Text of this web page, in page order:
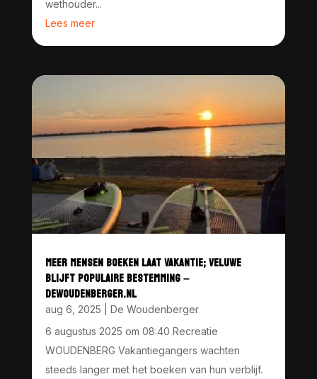
wethouder...
Lees meer
MEER MENSEN BOEKEN LAAT VAKANTIE; VELUWE
BLIJFT POPULAIRE BESTEMMING –
DEWOUDENBERGER.NL
aug 6, 2025
De Woudenberger
6 augustus 2025 om 08:40 Recreatie
WOUDENBERG Vakantiegangers wachten
steeds langer met het boeken van hun verblijf.